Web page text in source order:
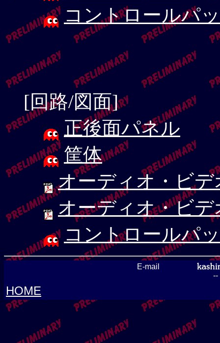
コントロールパ
[回路/図面]
正後面パネル
筐体
オーディオ・ビデ
オーディオ・ビ
コントロールパ
E-mail
--
HOME